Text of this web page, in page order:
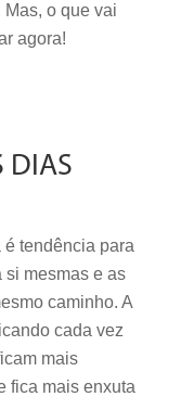
Mas, o que vai
agora!
DIAS
é tendência para
si mesmas e as
caminho. A
cada vez
mais
fica mais enxuta